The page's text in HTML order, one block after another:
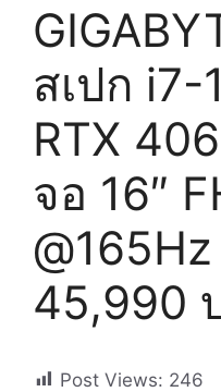
สเปก i7-
RTX
จอ 16″
45,990
Post Views: 246